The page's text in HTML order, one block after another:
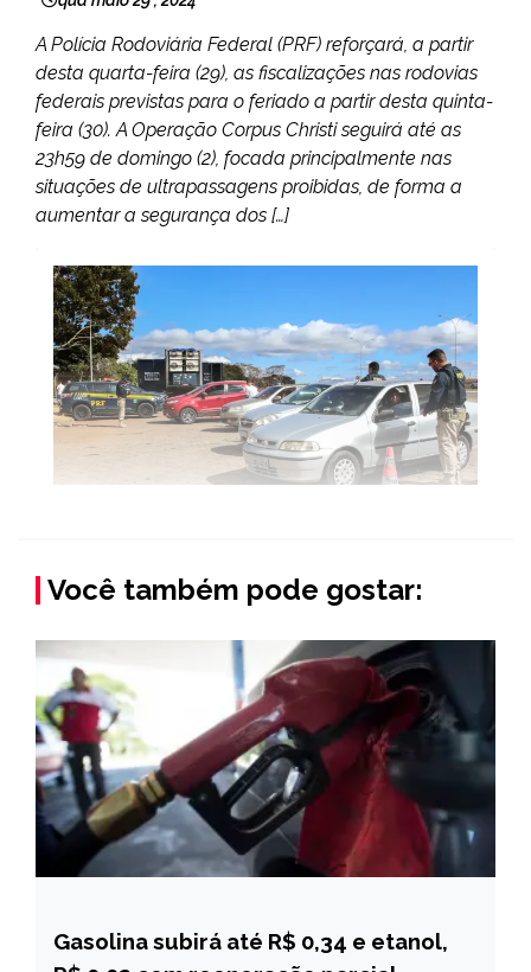
A Polícia Rodoviária Federal (PRF) reforçará, a partir
desta quarta-feira (29), as fiscalizações nas rodovias
federais previstas para o feriado a partir desta quinta-
feira (30). A Operação Corpus Christi seguirá até as
23h59 de domingo (2), focada principalmente nas
situações de ultrapassagens proibidas, de forma a
aumentar a segurança dos […]
Você também pode gostar:
BRASIL
Gasolina subirá até R$ 0,34 e etanol,